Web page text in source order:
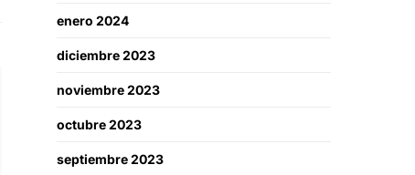
enero 2024
diciembre 2023
noviembre 2023
octubre 2023
septiembre 2023